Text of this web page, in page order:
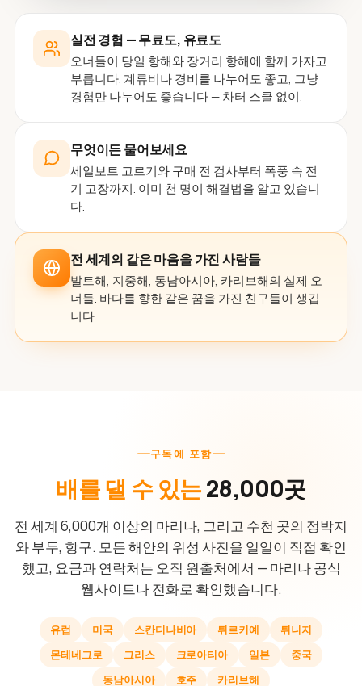
실전 경험 — 무료도, 유료도
오너들이 당일 항해와 장거리 항해에 함께 가자고
부릅니다. 계류비나 경비를 나누어도 좋고, 그냥
경험만 나누어도 좋습니다 — 차터 스쿨 없이.
무엇이든 물어보세요
세일보트 고르기와 구매 전 검사부터 폭풍 속 전
기 고장까지. 이미 천 명이 해결법을 알고 있습니
다.
전 세계의 같은 마음을 가진 사람들
발트해, 지중해, 동남아시아, 카리브해의 실제 오
너들. 바다를 향한 같은 꿈을 가진 친구들이 생깁
니다.
구독에 포함
배를 댈 수 있는28,000곳
전 세계 6,000개 이상의 마리나, 그리고 수천 곳의 정박지
와 부두, 항구. 모든 해안의 위성 사진을 일일이 직접 확인
했고, 요금과 연락처는 오직 원출처에서 — 마리나 공식
웹사이트나 전화로 확인했습니다.
유럽 미국 스칸디나비아 튀르키예
튀니지
몬테네그로
그리스 크로아티아 일본
중국
동남아시아
호주
카리브해